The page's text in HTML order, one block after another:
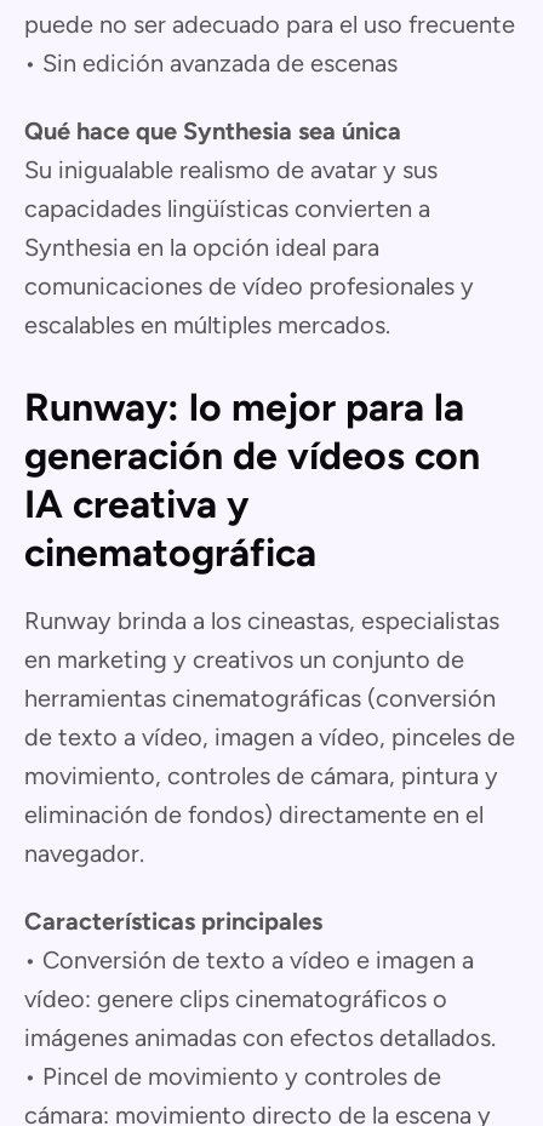
puede no ser adecuado para el uso frecuente
• Sin edición avanzada de escenas
Qué hace que Synthesia sea única
Su inigualable realismo de avatar y sus
capacidades lingüísticas convierten a
Synthesia en la opción ideal para
comunicaciones de vídeo profesionales y
escalables en múltiples mercados.
Runway: lo mejor para la
generación de vídeos con
IA creativa y
cinematográfica
Runway brinda a los cineastas, especialistas
en marketing y creativos un conjunto de
herramientas cinematográficas (conversión
de texto a vídeo, imagen a vídeo, pinceles de
movimiento, controles de cámara, pintura y
eliminación de fondos) directamente en el
navegador.
Características principales
• Conversión de texto a vídeo e imagen a
vídeo: genere clips cinematográficos o
imágenes animadas con efectos detallados.
• Pincel de movimiento y controles de
cámara: movimiento directo de la escena y